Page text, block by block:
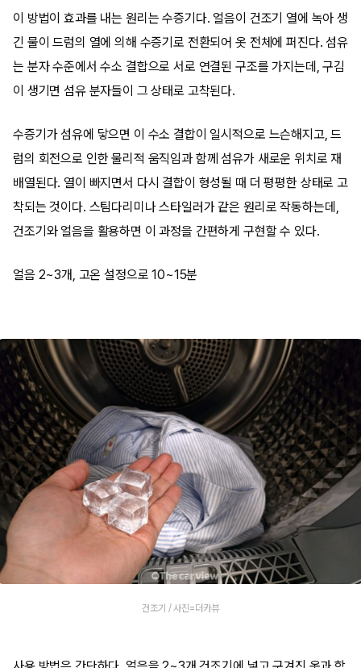
이 방법이 효과를 내는 원리는 수증기다. 얼음이 건조기 열에 녹아 생
긴 물이 드럼의 열에 의해 수증기로 전환되어 옷 전체에 퍼진다. 섬유
는 분자 수준에서 수소 결합으로 서로 연결된 구조를 가지는데, 구김
이 생기면 섬유 분자들이 그 상태로 고착된다.
수증기가 섬유에 닿으면 이 수소 결합이 일시적으로 느슨해지고, 드
럼의 회전으로 인한 물리적 움직임과 함께 섬유가 새로운 위치로 재
배열된다. 열이 빠지면서 다시 결합이 형성될 때 더 평평한 상태로 고
착되는 것이다. 스팀다리미나 스타일러가 같은 원리로 작동하는데,
건조기와 얼음을 활용하면 이 과정을 간편하게 구현할 수 있다.
얼음 2~3개, 고온 설정으로 10~15분
건조기 / 사진=더카뷰